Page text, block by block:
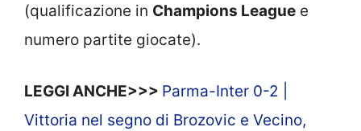
(qualificazione in Champions League e
numero partite giocate).
LEGGI ANCHE>>> Parma-Inter 0-2 |
Vittoria nel segno di Brozovic e Vecino,